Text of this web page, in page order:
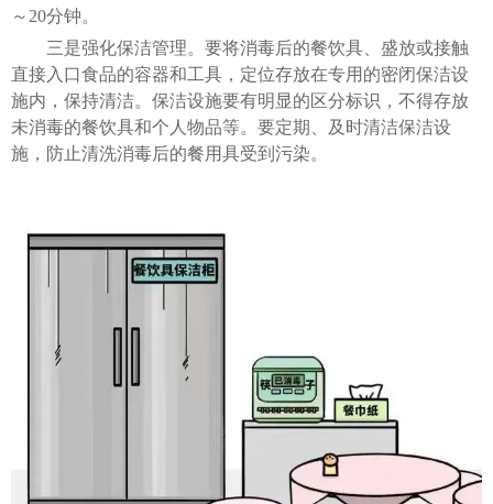
～20分钟。
三是强化保洁管理。要将消毒后的餐饮具、盛放或接触
直接入口食品的容器和工具，定位存放在专用的密闭保洁设
施内，保持清洁。保洁设施要有明显的区分标识，不得存放
未消毒的餐饮具和个人物品等。要定期、及时清洁保洁设
施，防止清洗消毒后的餐用具受到污染。